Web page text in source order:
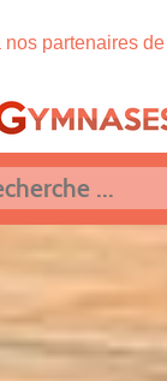
nos partenaires